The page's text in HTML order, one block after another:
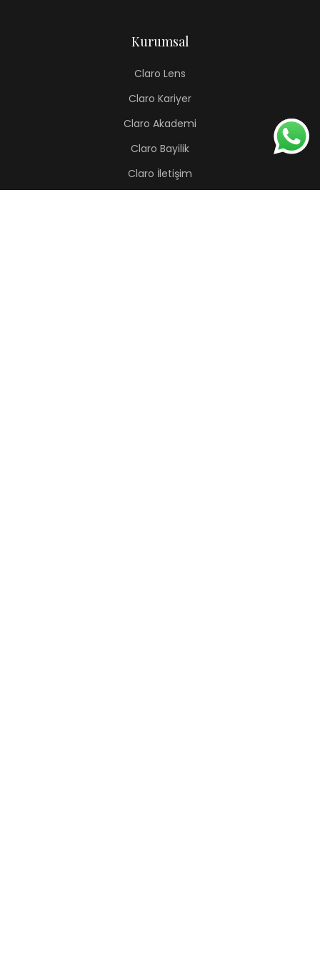
Kurumsal
Claro Lens
Claro Kariyer
Claro Akademi
Claro Bayilik
Claro İletişim